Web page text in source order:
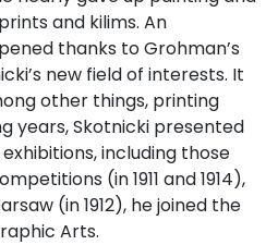
and kilims. An
thanks to Grohman’s
new field of interests. It
other things, printing
years, Skotnicki presented
including those
(in 1911 and 1914),
(in 1912), he joined the
Arts.